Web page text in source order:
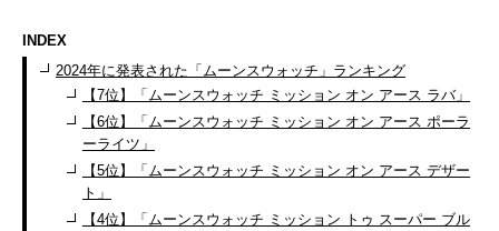
INDEX
2024年に発表された「ムーンスウォッチ」ランキング
【7位】「ムーンスウォッチ ミッション オン アース ラバ」
【6位】「ムーンスウォッチ ミッション オン アース ポーラ
ーライツ」
【5位】「ムーンスウォッチ ミッション オン アース デザー
ト」
【4位】「ムーンスウォッチ ミッション トゥ スーパー ブル